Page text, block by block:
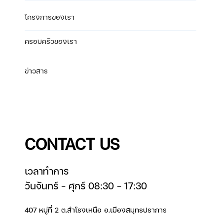
โครงการของเรา
ครอบครัวของเรา
ข่าวสาร
CONTACT US
เวลาทำการ
วันจันทร์ – ศุกร์ 08:30 – 17:30
407 หมู่ที่ 2 ต.สำโรงเหนือ อ.เมืองสมุทรปราการ